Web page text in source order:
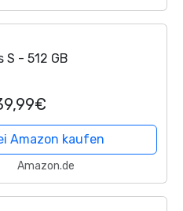
S - 512 GB
Amazon kaufen
Amazon.de